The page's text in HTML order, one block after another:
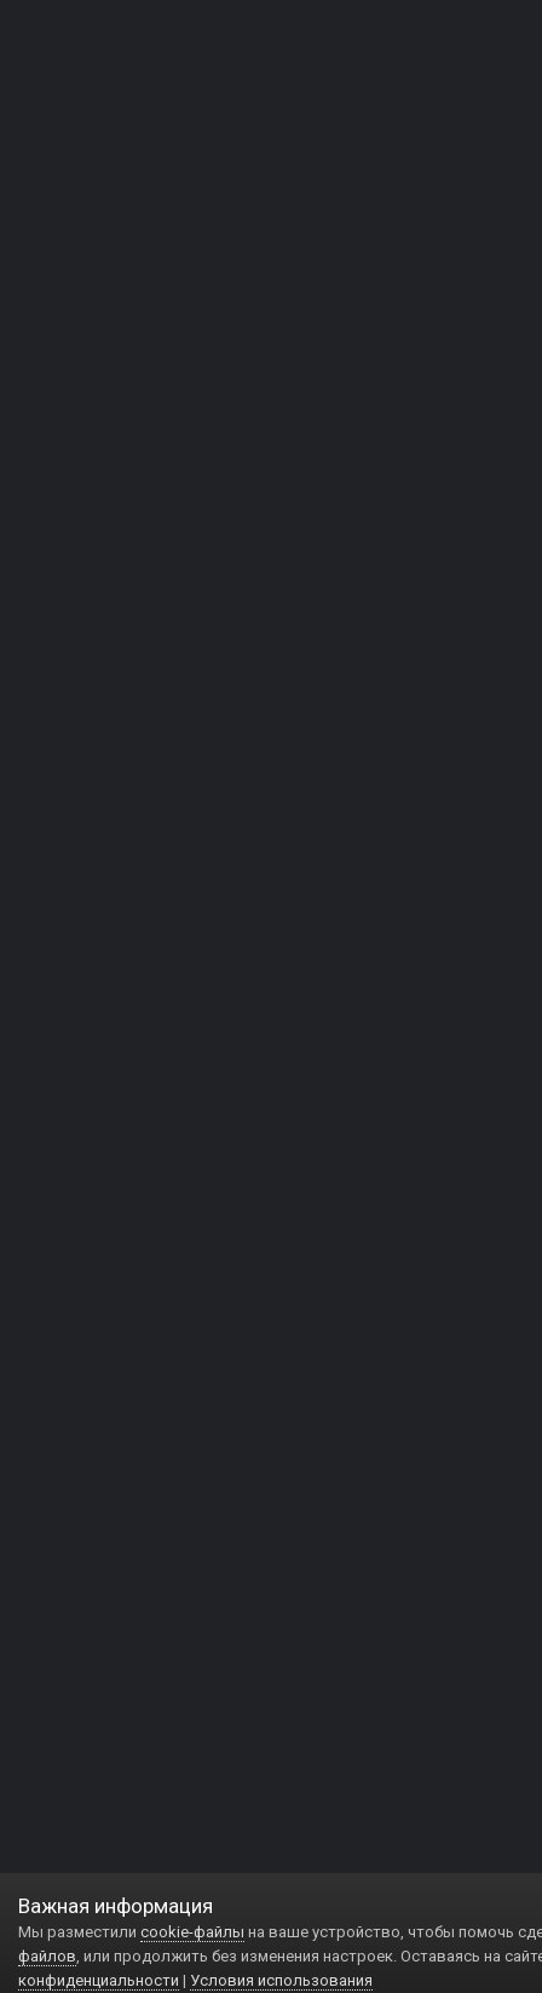
Важная информация
Мы разместили cookie-файлы на ваше устройство, чтобы помочь
файлов, или продолжить без изменения настроек. Оставаясь на
конфиденциальности | Условия использования